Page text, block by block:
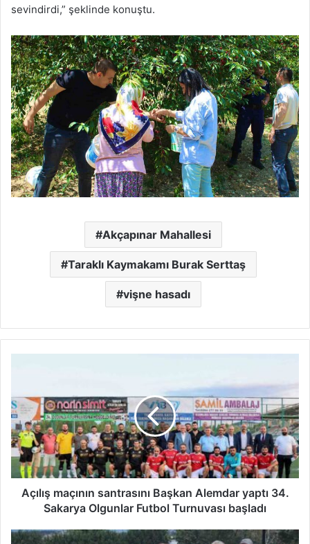
sevindirdi,” şeklinde konuştu.
Akçapınar Mahallesi
Taraklı Kaymakamı Burak Serttaş
vişne hasadı
Başkan
Alemdar
yaptı
34.
Sakarya
Olgunlar
Futbol
Turnuvası
Açılış maçının santrasını Başkan Alemdar yaptı 34.
Sakarya Olgunlar Futbol Turnuvası başladı
Sakaryalı